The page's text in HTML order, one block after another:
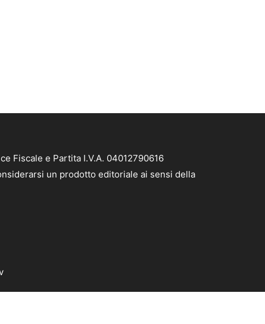
Fiscale e Partita I.V.A. 04012790616
un prodotto editoriale ai sensi della